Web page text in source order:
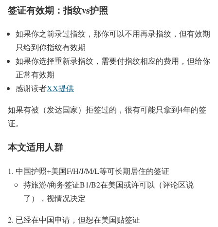
签证有效期：指纹vs护照
如果你之前录过指纹，那你可以不用再录指纹，但有效期
只给到你指纹有效期
如果你选择重新录指纹，需要付指纹相应的费用，但给你
正常有效期
感谢读者XX提供
如果有被（发达国家）拒签过的，很有可能只拿到4年的签
证。
本文适用人群
中国护照+美国F/H/J/M/L等可长期居住的签证
持旅游/商务签证B1/B2在美国或许可以（评论区说
了），视情况决定
已经在中国申请，但想在美国贴签证